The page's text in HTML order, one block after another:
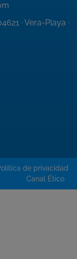
· Vera-Playa ·
de privacidad
Canal Ético